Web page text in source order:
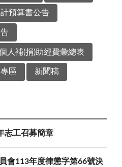
預算書公告
人補(捐)助經費彙總表
區 新聞稿
志工召募簡章
會113年度律懲字第66號決